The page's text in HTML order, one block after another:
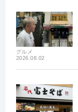
グルメ
2026.08.02